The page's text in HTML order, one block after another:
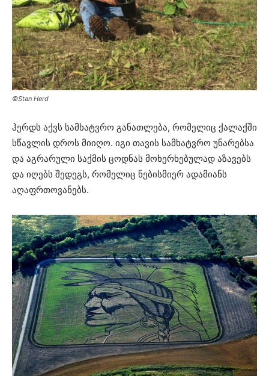
©Stan Herd
ჰერდს აქვს სამხატვრო განათლება, რომელიც ქალაქში
სწავლის დროს მიიღო. იგი თავის სამხატვრო უნარებსა
და აგრარული საქმის ცოდნას მოხერხებულად აზავებს
და იღებს შედეგს, რომელიც ნებისმიერ ადამიანს
აღაფრთოვანებს.